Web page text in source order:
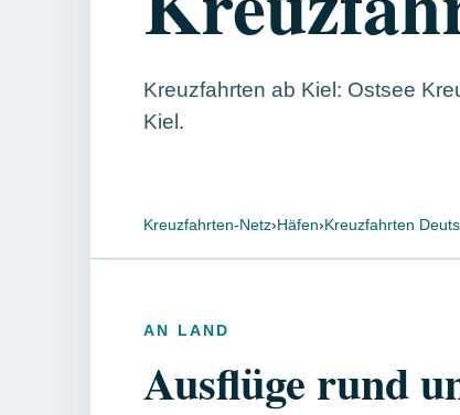
Kreuzfahrten ab Kiel: Ostsee
Kiel.
Kreuzfahrten-Netz›Häfen›Kreuzfahrten
AN LAND
Ausflüge rund